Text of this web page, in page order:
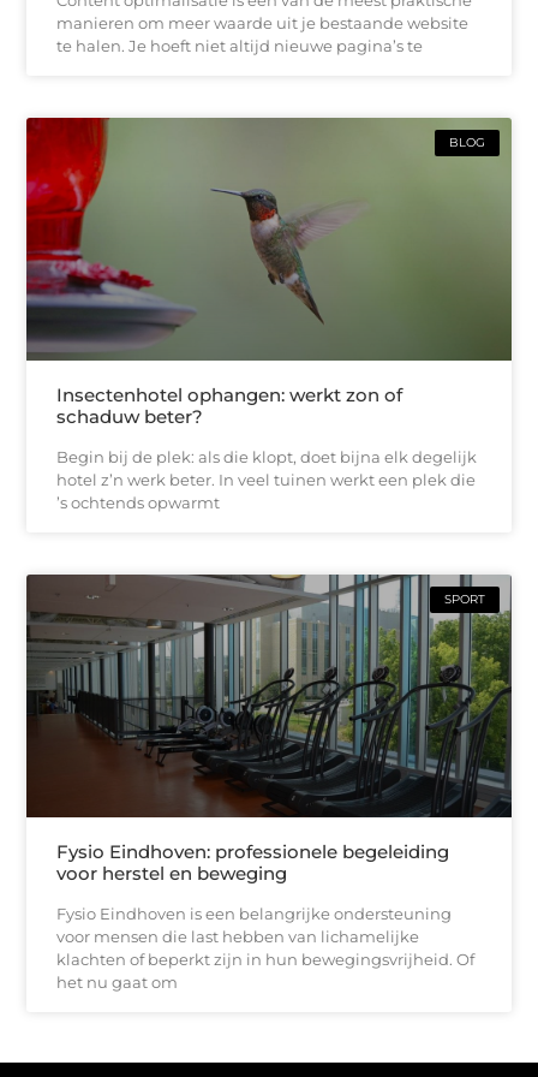
manieren om meer waarde uit je bestaande website
te halen. Je hoeft niet altijd nieuwe pagina’s te
BLOG
Insectenhotel ophangen: werkt zon of
schaduw beter?
Begin bij de plek: als die klopt, doet bijna elk degelijk
hotel z’n werk beter. In veel tuinen werkt een plek die
’s ochtends opwarmt
SPORT
Fysio Eindhoven: professionele begeleiding
voor herstel en beweging
Fysio Eindhoven is een belangrijke ondersteuning
voor mensen die last hebben van lichamelijke
klachten of beperkt zijn in hun bewegingsvrijheid. Of
het nu gaat om